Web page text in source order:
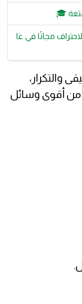
مجانًا في عا
والتكرار،
من أقوى وسائل